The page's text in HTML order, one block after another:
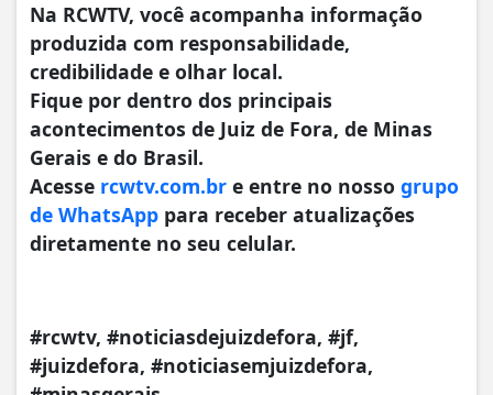
Na RCWTV, você acompanha informação
produzida com responsabilidade,
credibilidade e olhar local.
Fique por dentro dos principais
acontecimentos de Juiz de Fora, de Minas
Gerais e do Brasil.
Acesse rcwtv.com.br e entre no nosso grupo
de WhatsApp para receber atualizações
diretamente no seu celular.
#rcwtv, #noticiasdejuizdefora, #jf,
#juizdefora, #noticiasemjuizdefora,